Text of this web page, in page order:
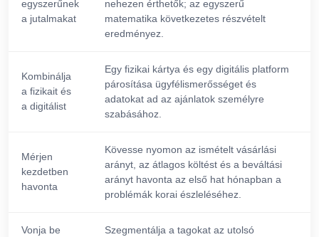
egyszerűnek
a jutalmakat
nehezen érthetők; az egyszerű
matematika következetes részvételt
eredményez.
Kombinálja
a fizikait és
a digitálist
Egy fizikai kártya és egy digitális platform
párosítása ügyfélismerősséget és
adatokat ad az ajánlatok személyre
szabásához.
Mérjen
kezdetben
havonta
Kövesse nyomon az ismételt vásárlási
arányt, az átlagos költést és a beváltási
arányt havonta az első hat hónapban a
problémák korai észleléséhez.
Vonja be
Szegmentálja a tagokat az utolsó